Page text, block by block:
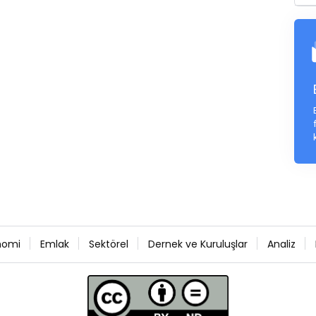
Emlak Sektörel Dernek ve Kuruluşlar Analiz